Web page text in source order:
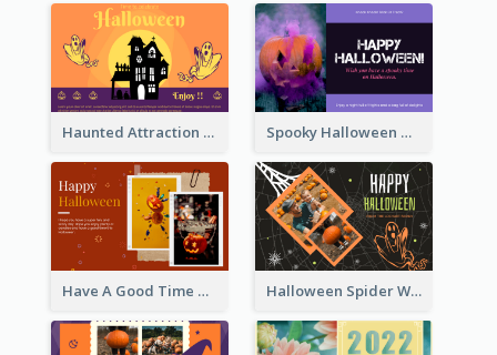
Haunted Attraction Themed Halloween Card Spooky Halloween Greeting Card
Have A Good Time This Halloween Greeting Card Halloween Spider Web Greeting Card